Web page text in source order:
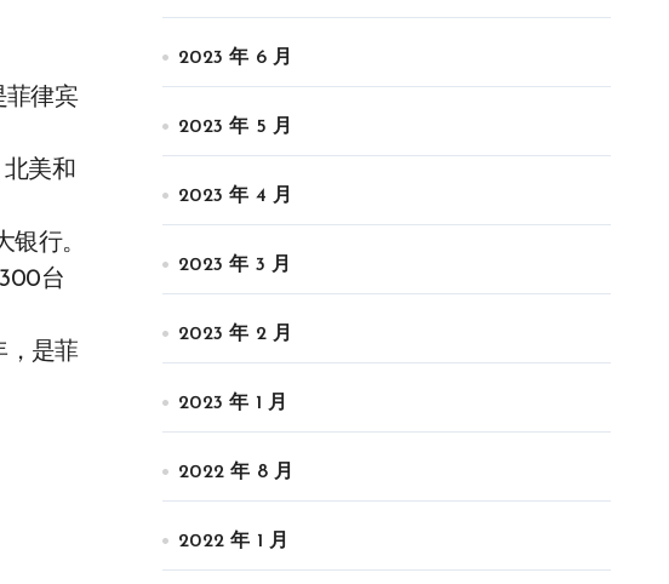
菲律宾
美和
行。
台
，是菲
2023 年 6 月
2023 年 5 月
2023 年 4 月
2023 年 3 月
2023 年 2 月
2023 年 1 月
2022 年 8 月
2022 年 1 月